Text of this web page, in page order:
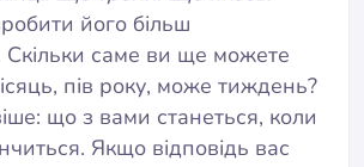
його більш
Скільки саме ви ще можете
пів року, може тиждень?
що з вами станеться, коли
Якщо відповідь вас